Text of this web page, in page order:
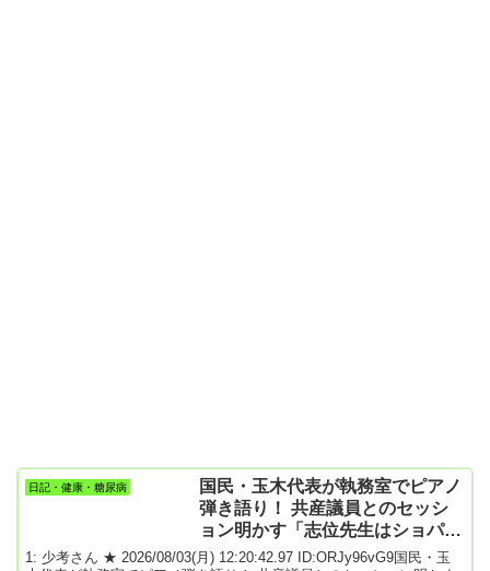
日記・健康・糖尿病
国民・玉木代表が執務室でピアノ
弾き語り！ 共産議員とのセッシ
ョン明かす「志位先生はショパン
を弾いてくれて…」
1: 少考さん ★ 2026/08/03(月) 12:20:42.97 ID:ORJy96vG9国民・玉